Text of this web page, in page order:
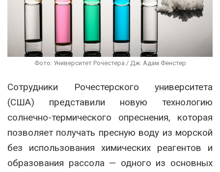
Фото: Университет Рочестера / Дж. Адам Фенстер
Сотрудники Рочестерского университета
(США) представили новую технологию
солнечно-термического опреснения, которая
позволяет получать пресную воду из морской
без использования химических реагентов и
образования рассола — одного из основных